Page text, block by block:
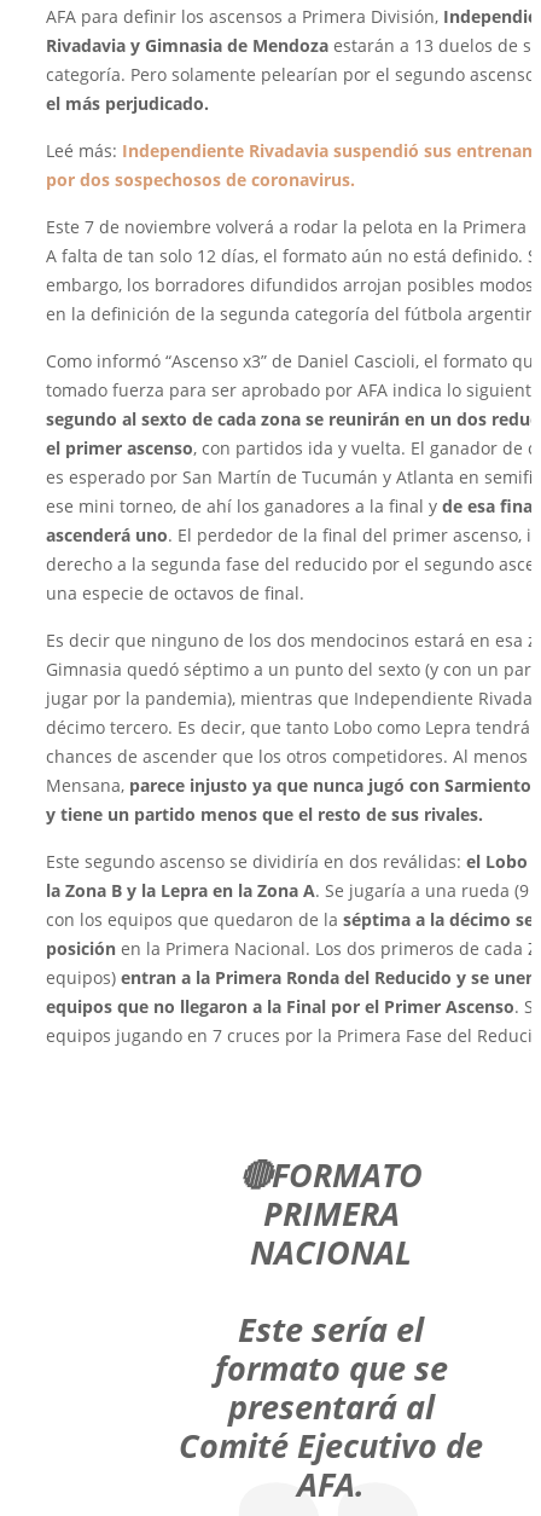
AFA para definir los ascensos a Primera División,
Rivadavia y Gimnasia de Mendoza estarán a 13 duelos de
categoría. Pero solamente pelearían por el segundo
el más perjudicado.
Leé más: Independiente Rivadavia suspendió sus
por dos sospechosos de coronavirus.
Este 7 de noviembre volverá a rodar la pelota en la Primera
A falta de tan solo 12 días, el formato aún no está definido.
embargo, los borradores difundidos arrojan posibles modos
en la definición de la segunda categoría del fútbola
Como informó “Ascenso x3” de Daniel Cascioli, el formato
tomado fuerza para ser aprobado por AFA indica lo
segundo al sexto de cada zona se reunirán en un dos
el primer ascenso, con partidos ida y vuelta. El ganador de
es esperado por San Martín de Tucumán y Atlanta en
ese mini torneo, de ahí los ganadores a la final y de esa final
ascenderá uno. El perdedor de la final del primer ascenso,
derecho a la segunda fase del reducido por el segundo
una especie de octavos de final.
Es decir que ninguno de los dos mendocinos estará en esa
Gimnasia quedó séptimo a un punto del sexto (y con un
jugar por la pandemia), mientras que Independiente
décimo tercero. Es decir, que tanto Lobo como Lepra
chances de ascender que los otros competidores. Al menos
Mensana, parece injusto ya que nunca jugó con Sarmiento
y tiene un partido menos que el resto de sus rivales.
Este segundo ascenso se dividiría en dos reválidas: el Lobo
la Zona B y la Lepra en la Zona A. Se jugaría a una rueda (9
con los equipos que quedaron de la séptima a la décimo
posición en la Primera Nacional. Los dos primeros de cada
equipos) entran a la Primera Ronda del Reducido y se unen
equipos que no llegaron a la Final por el Primer Ascenso.
equipos jugando en 7 cruces por la Primera Fase del
🔴FORMATO
PRIMERA
NACIONAL
Este sería el
formato que se
presentará al
Comité Ejecutivo de
AFA.